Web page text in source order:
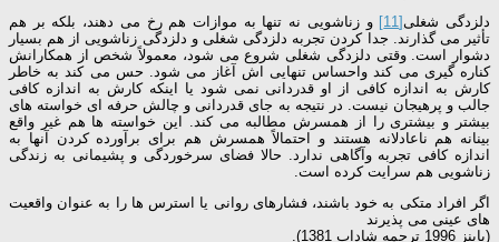
دلزدگی شغلی [11]
و زناشویی نه تنها به موازات هم رخ می دهند، بلکه بر هم
تأثیر می گذارند. جدا کردن تجربه دلزدگی شغلی و دلزدگی زناشویی از هم بسیار
دشوار است. وقتی دلزدگی شغلی شروع می شود، معمولاً شخص از همکارانش
کناره گیری می کند واحساس تنهایی اش آغاز می شود. حس می کند به خاطر
کارش به اندازه کافی از او قدردانی نمی شود یا اینکه کارش به اندازه کافی
جالب و پرهیجان نیست. در نتیجه به جای قدردانی و چالش حرفه ای خواسته های
بیشتر و بیشتری را از همسرش مطالبه می کند. این خواسته ها هم غیر واقع
بینانه هم ناعادلانه هستند و احتمالاً همسرش هم برای برآورده کردن آنها به
اندازه کافی تجربه وآگاهی ندارد. حالا فضای سرخوردگی و پشیمانی به زندگی
زناشویی هم سرایت کرده است.
اگر افراد متکی به خود باشند، فشارهای روانی یا استرس ها را به عنوان واقعیت
های عینی می پذیرند
(پاینز 1996 ترجمه شاداب 1381).